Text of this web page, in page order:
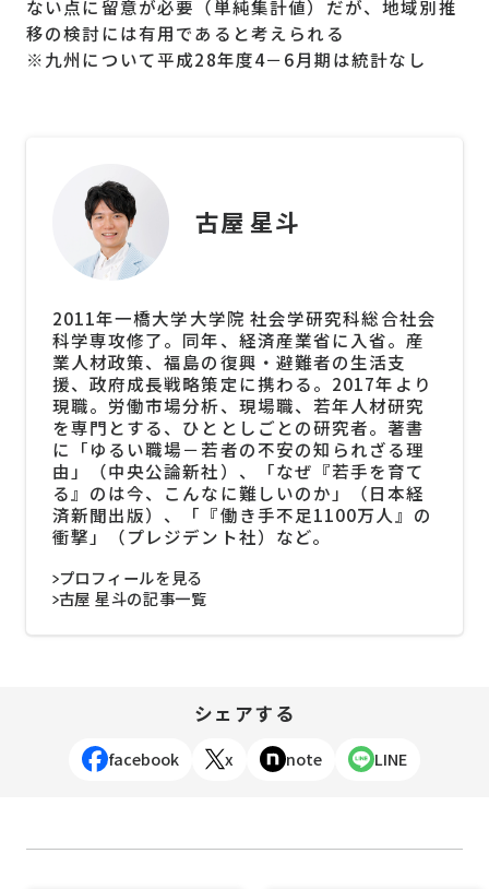
ない点に留意が必要（単純集計値）だが、地域別推
移の検討には有用であると考えられる
※九州について平成28年度4－6月期は統計なし
古屋 星斗
2011年一橋大学大学院 社会学研究科総合社会
科学専攻修了。同年、経済産業省に入省。産
業人材政策、福島の復興・避難者の生活支
援、政府成長戦略策定に携わる。2017年より
現職。労働市場分析、現場職、若年人材研究
を専門とする、ひととしごとの研究者。著書
に「ゆるい職場－若者の不安の知られざる理
由」（中央公論新社）、「なぜ『若手を育て
る』のは今、こんなに難しいのか」（日本経
済新聞出版）、「『働き手不足1100万人』の
衝撃」（プレジデント社）など。
プロフィールを見る
古屋 星斗の記事一覧
シェアする
facebook x note LINE